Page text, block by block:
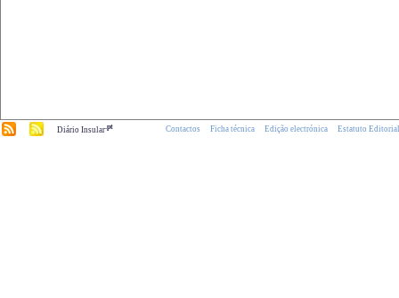
Diário Insular.pt Contactos Ficha técnica Edição electrónica Estatuto Editorial